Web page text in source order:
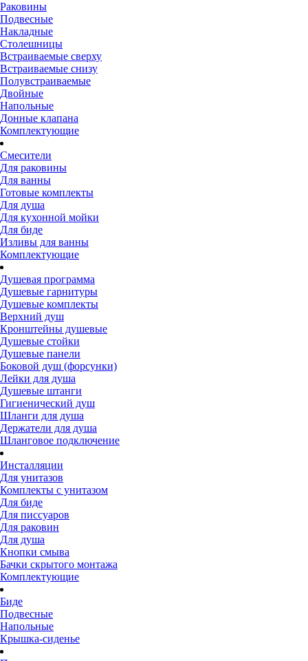
Раковины
Подвесные
Накладные
Столешницы
Встраиваемые сверху
Встраиваемые снизу
Полувстраиваемые
Двойные
Напольные
Донные клапана
Комплектующие
Смесители
Для раковины
Для ванны
Готовые комплекты
Для душа
Для кухонной мойки
Для биде
Изливы для ванны
Комплектующие
Душевая программа
Душевые гарнитуры
Душевые комплекты
Верхний душ
Кронштейны душевые
Душевые стойки
Душевые панели
Боковой душ (форсунки)
Лейки для душа
Душевые штанги
Гигиенический душ
Шланги для душа
Держатели для душа
Шланговое подключение
Инсталляции
Для унитазов
Комплекты с унитазом
Для биде
Для писсуаров
Для раковин
Для душа
Кнопки смыва
Бачки скрытого монтажа
Комплектующие
Биде
Подвесные
Напольные
Крышка-сиденье